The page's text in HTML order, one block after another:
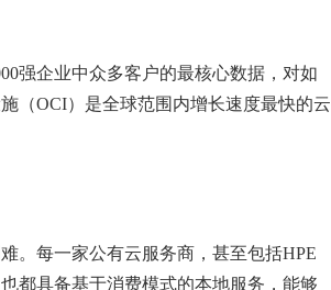
企业中众多客户的最核心数据，对如
（OCI）是全球范围内增长速度最快的云
每一家公有云服务商，甚至包括HPE
都具备基于消费模式的本地服务，能够